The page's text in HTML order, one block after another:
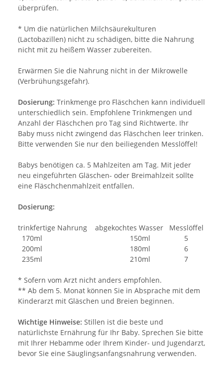
überprüfen.
* Um die natürlichen Milchsäurekulturen
(Lactobazillen) nicht zu schädigen, bitte die Nahrung
nicht mit zu heißem Wasser zubereiten.
Erwärmen Sie die Nahrung nicht in der Mikrowelle
(Verbrühungsgefahr).
Dosierung: Trinkmenge pro Fläschchen kann individuell
unterschiedlich sein. Empfohlene Trinkmengen und
Anzahl der Fläschchen pro Tag sind Richtwerte. Ihr
Baby muss nicht zwingend das Fläschchen leer trinken.
Bitte verwenden Sie nur den beiliegenden Messlöffel!
Babys benötigen ca. 5 Mahlzeiten am Tag. Mit jeder
neu eingeführten Gläschen- oder Breimahlzeit sollte
eine Fläschchenmahlzeit entfallen.
Dosierung:
trinkfertige Nahrung abgekochtes Wasser Messlöffel
170ml 150ml 5
200ml 180ml 6
235ml 210ml 7
* Sofern vom Arzt nicht anders empfohlen.
** Ab dem 5. Monat können Sie in Absprache mit dem
Kinderarzt mit Gläschen und Breien beginnen.
Wichtige Hinweise: Stillen ist die beste und
natürlichste Ernährung für Ihr Baby. Sprechen Sie bitte
mit Ihrer Hebamme oder Ihrem Kinder- und Jugendarzt,
bevor Sie eine Säuglingsanfangsnahrung verwenden.